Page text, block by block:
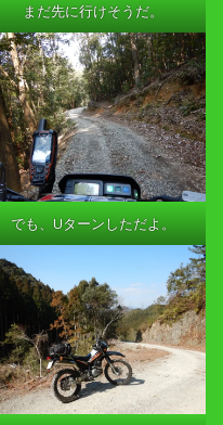
まだ先に行けそうだ。
でも、Uターンしただよ。